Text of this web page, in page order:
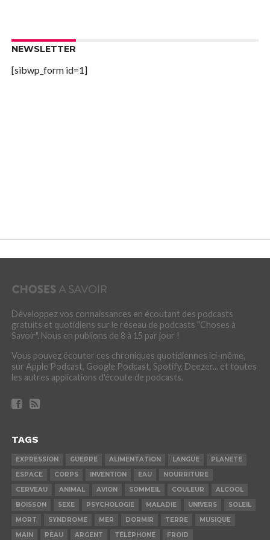
NEWSLETTER
[sibwp_form id=1]
Développez vos connaissances en écoutant des podcasts
gratuits et quotidiens sur le réseau de podcasts "Choses à
Savoir". Nous en publions de 8 à 15 par jour !
Vous pouvez écouter ces chroniques quotidiennes ici-même,
sur Apple Podcast, Google Podcast, Spotify, Deezer... et toutes
les autres applications d'écoute de podcasts.
TAGS
EXPRESSION GUERRE ALIMENTATION LANGUE
PLANETE
ESPACE
CORPS INVENTION EAU
NOURRITURE
CERVEAU
ANIMAL AVION SOMMEIL COULEUR
ALCOOL
BOISSON
SEXE PSYCHOLOGIE MALADIE UNIVERS
SOLEIL
MORT
SYNDROME MER DORMIR TERRE
MUSIQUE
MAIN
PEAU ARGENT TÉLÉPHONE FROID